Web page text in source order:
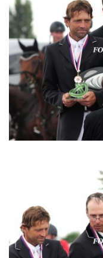
7:4 (VELKÝ PÁTEK)
JARNÍ BRIGÁDA
DNE 17.11.2023
DĚKUJEME MĚSTU
NABÍZÍME BRIGÁDU
DĚKUJEME ZA